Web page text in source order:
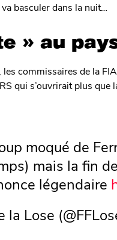
basculer dans la nuit…
» au
les commissaires de la
qui s’ouvrirait plus que
moqué de
mais la fin
légendaire
Lose